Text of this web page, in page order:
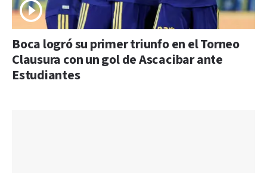
Boca logró su primer triunfo en el Torneo
Clausura con un gol de Ascacibar ante
Estudiantes